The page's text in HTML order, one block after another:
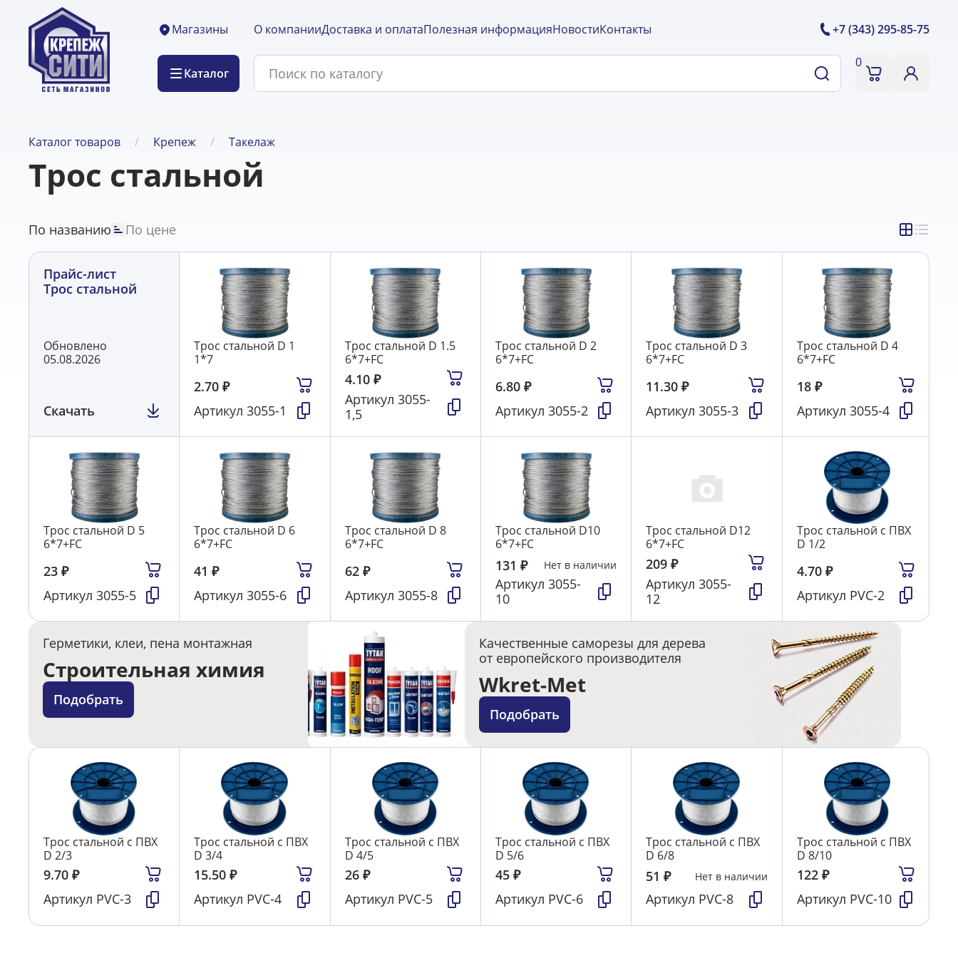
Магазины
Каталог
О компанииДоставка и оплатаПолезная информацияНовостиКонтакты +7 (343) 295-85-75
0
Каталог товаров Крепеж Такелаж
Трос стальной
По названию По цене
Прайс-лист
Трос стальной
Обновлено
05.08.2026
Скачать
Трос стальной D 1
1*7
2.70₽
Артикул3055-1
Трос стальной D 1.5
6*7+FC
4.10 ₽
Артикул 3055-
1,5
Трос стальной D 2
6*7+FC
6.80 ₽
Артикул 3055-2
Трос стальной D 3
6*7+FC
11.30₽
Артикул3055-3
Трос стальной D 4
6*7+FC
18 ₽
Артикул 3055-4
Трос стальной D 5
6*7+FC
23 ₽
Артикул 3055-5
Трос стальной D 6
6*7+FC
41₽
Артикул3055-6
Трос стальной D 8
6*7+FC
62 ₽
Артикул 3055-8
Трос стальной D10
6*7+FC
131 ₽ Нет в наличии
Артикул 3055-
10
Трос стальной D12
6*7+FC
209₽
Артикул3055-
12
Трос стальной с ПВХ
D 1/2
4.70 ₽
Артикул PVC-2
Герметики, клеи, пена монтажная
Строительная химия
Подобрать
Качественные саморезы для дерева
от европейского производителя
Wkret-Met
Подобрать
Трос стальной с ПВХ
D 2/3
9.70 ₽
Артикул PVC-3
Трос стальной с ПВХ
D 3/4
15.50₽
Артикул PVC-4
Трос стальной с ПВХ
D 4/5
26 ₽
Артикул PVC-5
Трос стальной с ПВХ
D 5/6
45 ₽
Артикул PVC-6
Трос стальной с ПВХ
D 6/8
51₽ Нет в наличии
Артикул PVC-8
Трос стальной с ПВХ
D 8/10
122 ₽
Артикул PVC-10